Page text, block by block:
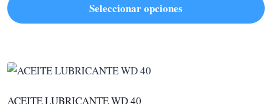
Seleccionar opciones
tiene
variantes.
ACEITE LUBRICANTE WD 40